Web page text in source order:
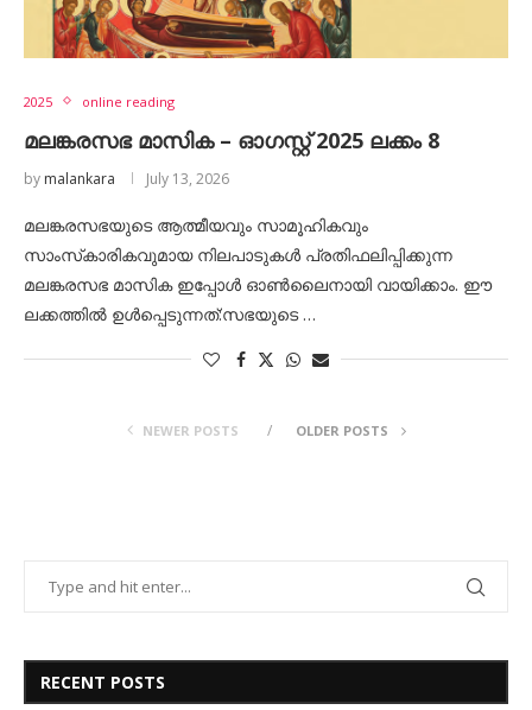
2025 online reading
മലങ്കരസഭ മാസിക – ഓഗസ്റ്റ് 2025 ലക്കം 8
by malankara July 13, 2026
മലങ്കരസഭയുടെ ആത്മീയവും സാമൂഹികവും
സാംസ്‌കാരികവുമായ നിലപാടുകൾ പ്രതിഫലിപ്പിക്കുന്ന
മലങ്കരസഭ മാസിക ഇപ്പോൾ ഓൺലൈനായി വായിക്കാം. ഈ
ലക്കത്തിൽ ഉൾപ്പെടുന്നത്:സഭയുടെ …
NEWER POSTS OLDER POSTS
RECENT POSTS